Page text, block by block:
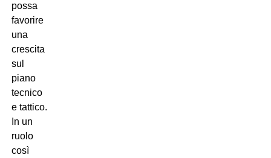
possa
favorire
una
crescita
sul
piano
tecnico
e tattico.
In un
ruolo
così